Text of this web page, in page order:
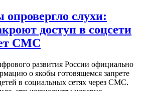
слухи:
доступ в соцсети
СМС
развития России официально
о якобы готовящемся запрете
в социальных сетях через СМС.